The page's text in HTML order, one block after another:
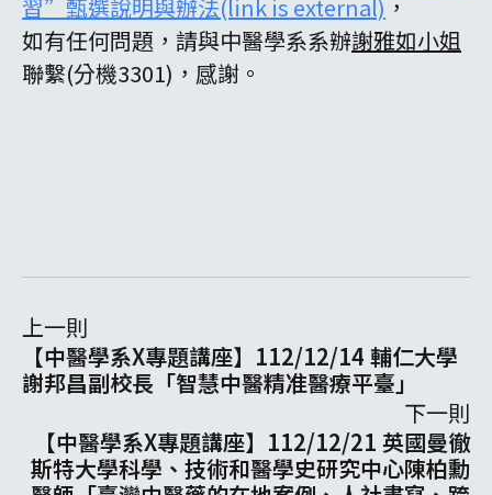
習”甄選說明與辦法(link is external) ，
如有任何問題，請與中醫學系系辦謝雅如小姐
聯繫(分機3301)，感謝。
上一則
【中醫學系X專題講座】112/12/14 輔仁大學
謝邦昌副校長「智慧中醫精准醫療平臺」
下一則
【中醫學系X專題講座】112/12/21 英國曼徹
斯特大學科學、技術和醫學史研究中心陳柏勳